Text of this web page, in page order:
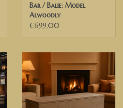
Bar / Balie: Model
Alwoodly
€699,00